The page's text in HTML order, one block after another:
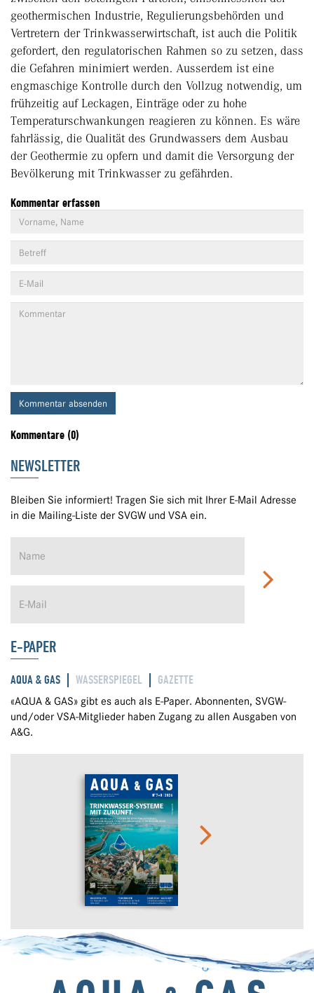
geothermischen Industrie, Regulierungsbehörden und
Vertretern der Trinkwasserwirtschaft, ist auch die Politik
gefordert, den regulatorischen Rahmen so zu setzen, dass
die Gefahren minimiert werden. Ausserdem ist eine
engmaschige Kontrolle durch den Vollzug notwendig, um
frühzeitig auf Leckagen, Einträge oder zu hohe
Temperaturschwankungen reagieren zu können. Es wäre
fahrlässig, die Qualität des Grundwassers dem Ausbau
der Geothermie zu opfern und damit die Versorgung der
Bevölkerung mit Trinkwasser zu gefährden.
Kommentar erfassen
Kommentar absenden
Kommentare (0)
NEWSLETTER
Bleiben Sie informiert! Tragen Sie sich mit Ihrer E-Mail Adresse
in die Mailing-Liste der SVGW und VSA ein.
E-PAPER
AQUA & GAS WASSERSPIEGEL GAZETTE
«AQUA & GAS» gibt es auch als E-Paper. Abonnenten, SVGW-
und/oder VSA-Mitglieder haben Zugang zu allen Ausgaben von
A&G.